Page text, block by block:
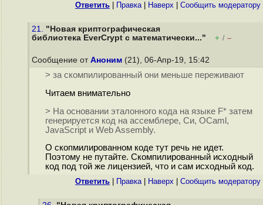
Ответить Правка| Наверх Cообщить модератору
21. "Новая криптографическая
библиотека EverCrypt с математически..."
+ / –
Сообщение от Аноним (21), 06-Апр-19, 15:42
> за скомпилированный они меньше переживают
Читаем внимательно
> На основании эталонного кода на языке F* затем
генерируется код на ассемблере, Си, OCaml,
JavaScript и Web Assembly.
О скопмилированном коде тут речь не идет.
Поэтому не путайте. Скомпилированный исходный
код под той же лицензией, что и сам исходный код.
Ответить Правка| Наверх Cообщить модератору